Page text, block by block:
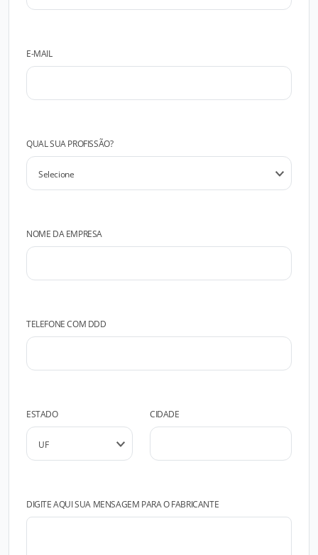
E-MAIL
QUAL SUA PROFISSÃO?
NOME DA EMPRESA
TELEFONE COM DDD
ESTADO CIDADE
DIGITE AQUI SUA MENSAGEM PARA O FABRICANTE